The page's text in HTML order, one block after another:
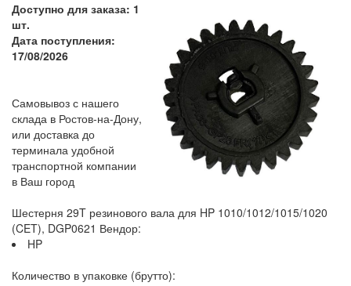
Доступно для заказа: 1
шт.
Дата поступления:
17/08/2026
Самовывоз с нашего
склада в Ростов-на-Дону,
или доставка до
терминала удобной
транспортной компании
в Ваш город
Шестерня 29T резинового вала для HP 1010/1012/1015/1020
(CET), DGP0621 Вендор:
HP
Количество в упаковке (брутто):